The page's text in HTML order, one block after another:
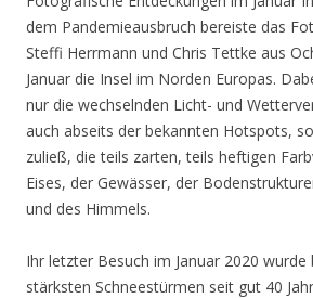
dem Pandemieausbruch bereiste das
Steffi Herrmann und Chris Tettke aus
Januar die Insel im Norden Europas.
nur die wechselnden Licht- und
auch abseits der bekannten Hotspots,
zuließ, die teils zarten, teils heftigen
Eises, der Gewässer, der
und des Himmels.
Ihr letzter Besuch im Januar 2020
stärksten Schneestürmen seit gut 40